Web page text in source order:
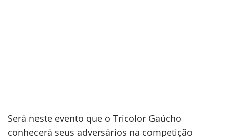
Será neste evento que o Tricolor Gaúcho
conhecerá seus adversários na competição